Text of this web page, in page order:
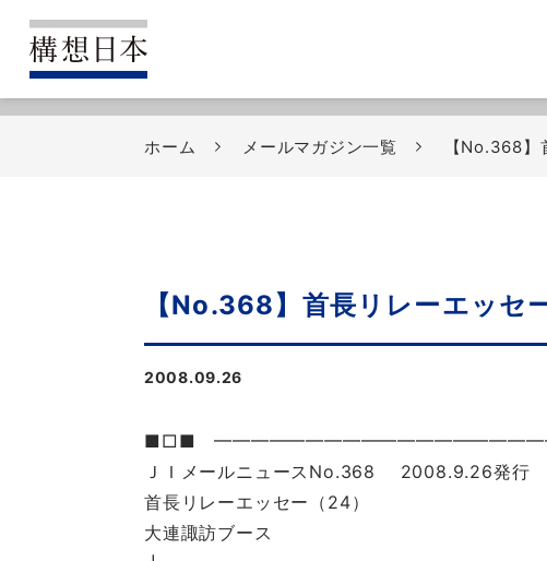
ホーム メールマガジン一覧 【No.368
【No.368】首長リレーエッセ
2008.09.26
■□■
ＪＩメールニュースNo.368 2008.9.26発行
首長リレーエッセー（24）
大連諏訪ブース